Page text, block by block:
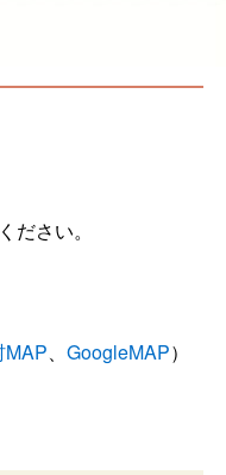
ださい。
MAP、 GoogleMAP）